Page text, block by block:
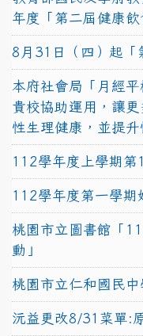
年度「第二屆健康
8月31日（四）起「
本府社會局「月經
貴校協助運用，讓
性生理健康，並提升
112學年度上學期
112學年度第一學期
桃園市立圖書館「
動」
桃園市立仁和國民
沅益更改8/31菜單: